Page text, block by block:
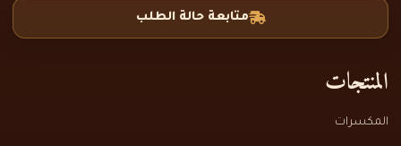
متابعة حالة الطلب
المنتجات
المكسرات